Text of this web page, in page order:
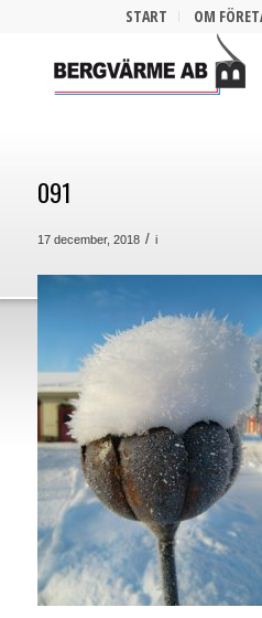
START OM
091
17 december, 2018 / i